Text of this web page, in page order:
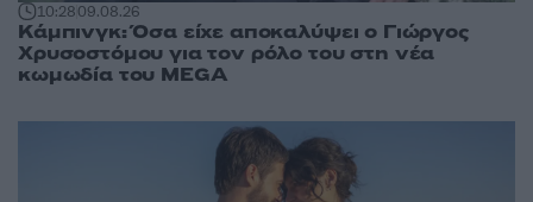
10:2809.08.26
Κάμπινγκ: Όσα είχε αποκαλύψει ο Γιώργος
Χρυσοστόμου για τον ρόλο του στη νέα
κωμωδία του MEGA